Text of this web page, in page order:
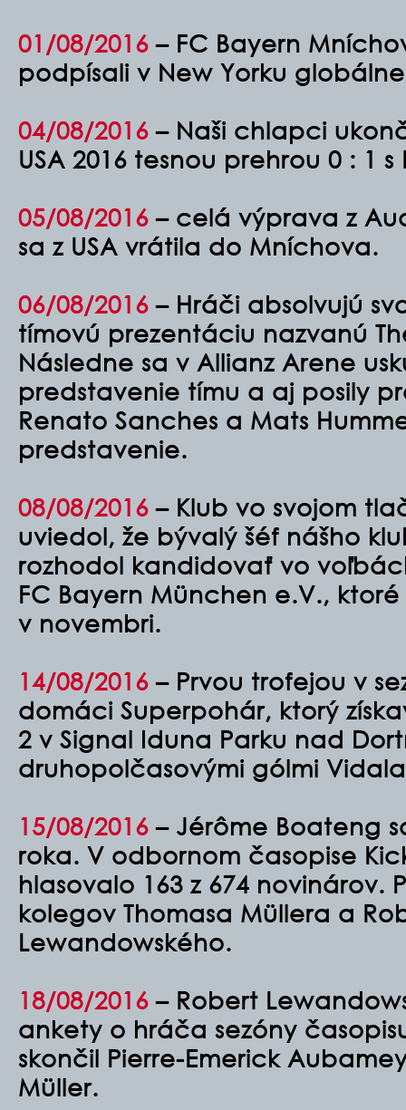
01/08/2016 – FC Bayern
podpísali v New Yorku
04/08/2016 – Naši chlapci
USA 2016 tesnou prehrou 0 : 1
05/08/2016 – celá výprava z
sa z USA vrátila do Mníchova.
06/08/2016 – Hráči absolvujú
tímovú prezentáciu nazvanú
Následne sa v Allianz Arene
predstavenie tímu a aj posily
Renato Sanches a Mats
predstavenie.
08/08/2016 – Klub vo svojom
uviedol, že bývalý šéf nášho
rozhodol kandidovať vo
FC Bayern München e.V.,
v novembri.
14/08/2016 – Prvou trofejou v
domáci Superpohár, ktorý
2 v Signal Iduna Parku nad
druhopolčasovými gólmi
15/08/2016 – Jérôme Boateng
roka. V odbornom časopise
hlasovalo 163 z 674 novinárov.
kolegov Thomasa Müllera a
Lewandowského.
18/08/2016 –Robert
ankety o hráča sezóny
skončil Pierre-Emerick
Müller.